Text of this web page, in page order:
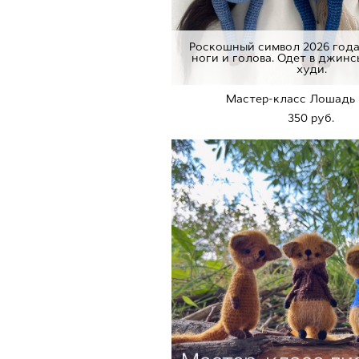
Роскошный символ 2026
ноги и голова. Одет в
худи.
Мастер-класс Лошадь
350 pуб.